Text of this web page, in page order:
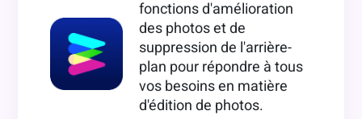
fonctions d'amélioration
des photos et de
suppression de l'arrière-
plan pour répondre à tous
vos besoins en matière
d'édition de photos.